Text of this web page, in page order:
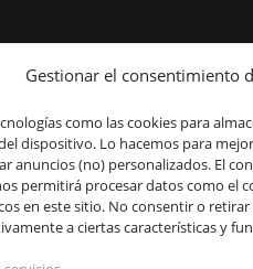
Gestionar el consentimiento
como las cookies para
dispositivo. Lo hacemos para
anuncios (no) personalizados. El
permitirá procesar datos como el
en este sitio. No consentir o
a ciertas características y